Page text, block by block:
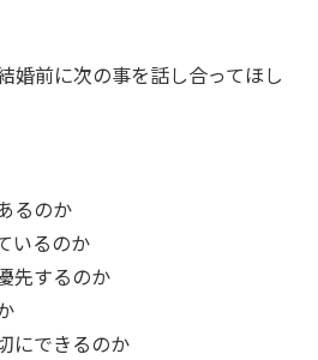
婚前に次の事を話し合ってほし
るのか
いるのか
先するのか
にできるのか